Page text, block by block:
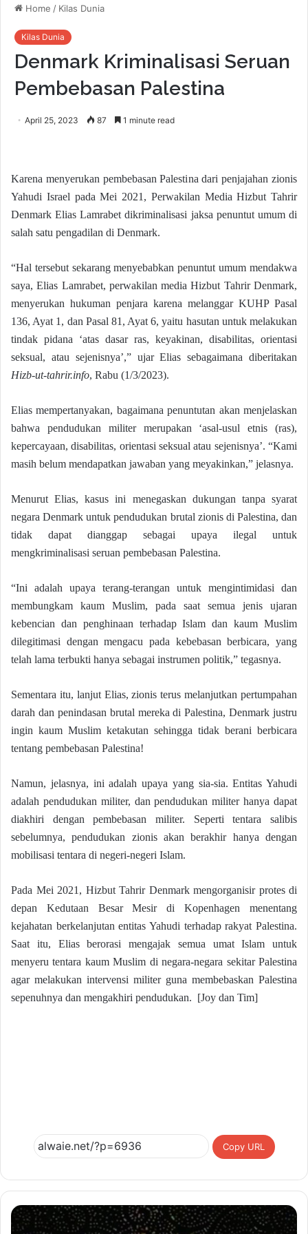
Home / Kilas Dunia
Kilas Dunia
Denmark Kriminalisasi Seruan
Pembebasan Palestina
April 25, 2023 87 1 minute read
Karena menyerukan pembebasan Palestina dari penjajahan zionis
Yahudi Israel pada Mei 2021, Perwakilan Media Hizbut Tahrir
Denmark Elias Lamrabet dikriminalisasi jaksa penuntut umum di
salah satu pengadilan di Denmark.
“Hal tersebut sekarang menyebabkan penuntut umum mendakwa
saya, Elias Lamrabet, perwakilan media Hizbut Tahrir Denmark,
menyerukan hukuman penjara karena melanggar KUHP Pasal
136, Ayat 1, dan Pasal 81, Ayat 6, yaitu hasutan untuk melakukan
tindak pidana ‘atas dasar ras, keyakinan, disabilitas, orientasi
seksual, atau sejenisnya’,” ujar Elias sebagaimana diberitakan
Hizb-ut-tahrir.info, Rabu (1/3/2023).
Elias mempertanyakan, bagaimana penuntutan akan menjelaskan
bahwa pendudukan militer merupakan ‘asal-usul etnis (ras),
kepercayaan, disabilitas, orientasi seksual atau sejenisnya’. “Kami
masih belum mendapatkan jawaban yang meyakinkan,” jelasnya.
Menurut Elias, kasus ini menegaskan dukungan tanpa syarat
negara Denmark untuk pendudukan brutal zionis di Palestina, dan
tidak dapat dianggap sebagai upaya ilegal untuk
mengkriminalisasi seruan pembebasan Palestina.
“Ini adalah upaya terang-terangan untuk mengintimidasi dan
membungkam kaum Muslim, pada saat semua jenis ujaran
kebencian dan penghinaan terhadap Islam dan kaum Muslim
dilegitimasi dengan mengacu pada kebebasan berbicara, yang
telah lama terbukti hanya sebagai instrumen politik,” tegasnya.
Sementara itu, lanjut Elias, zionis terus melanjutkan pertumpahan
darah dan penindasan brutal mereka di Palestina, Denmark justru
ingin kaum Muslim ketakutan sehingga tidak berani berbicara
tentang pembebasan Palestina!
Namun, jelasnya, ini adalah upaya yang sia-sia. Entitas Yahudi
adalah pendudukan militer, dan pendudukan militer hanya dapat
diakhiri dengan pembebasan militer. Seperti tentara salibis
sebelumnya, pendudukan zionis akan berakhir hanya dengan
mobilisasi tentara di negeri-negeri Islam.
Pada Mei 2021, Hizbut Tahrir Denmark mengorganisir protes di
depan Kedutaan Besar Mesir di Kopenhagen menentang
kejahatan berkelanjutan entitas Yahudi terhadap rakyat Palestina.
Saat itu, Elias berorasi mengajak semua umat Islam untuk
menyeru tentara kaum Muslim di negara-negara sekitar Palestina
agar melakukan intervensi militer guna membebaskan Palestina
sepenuhnya dan mengakhiri pendudukan. [Joy dan Tim]
Copy URL